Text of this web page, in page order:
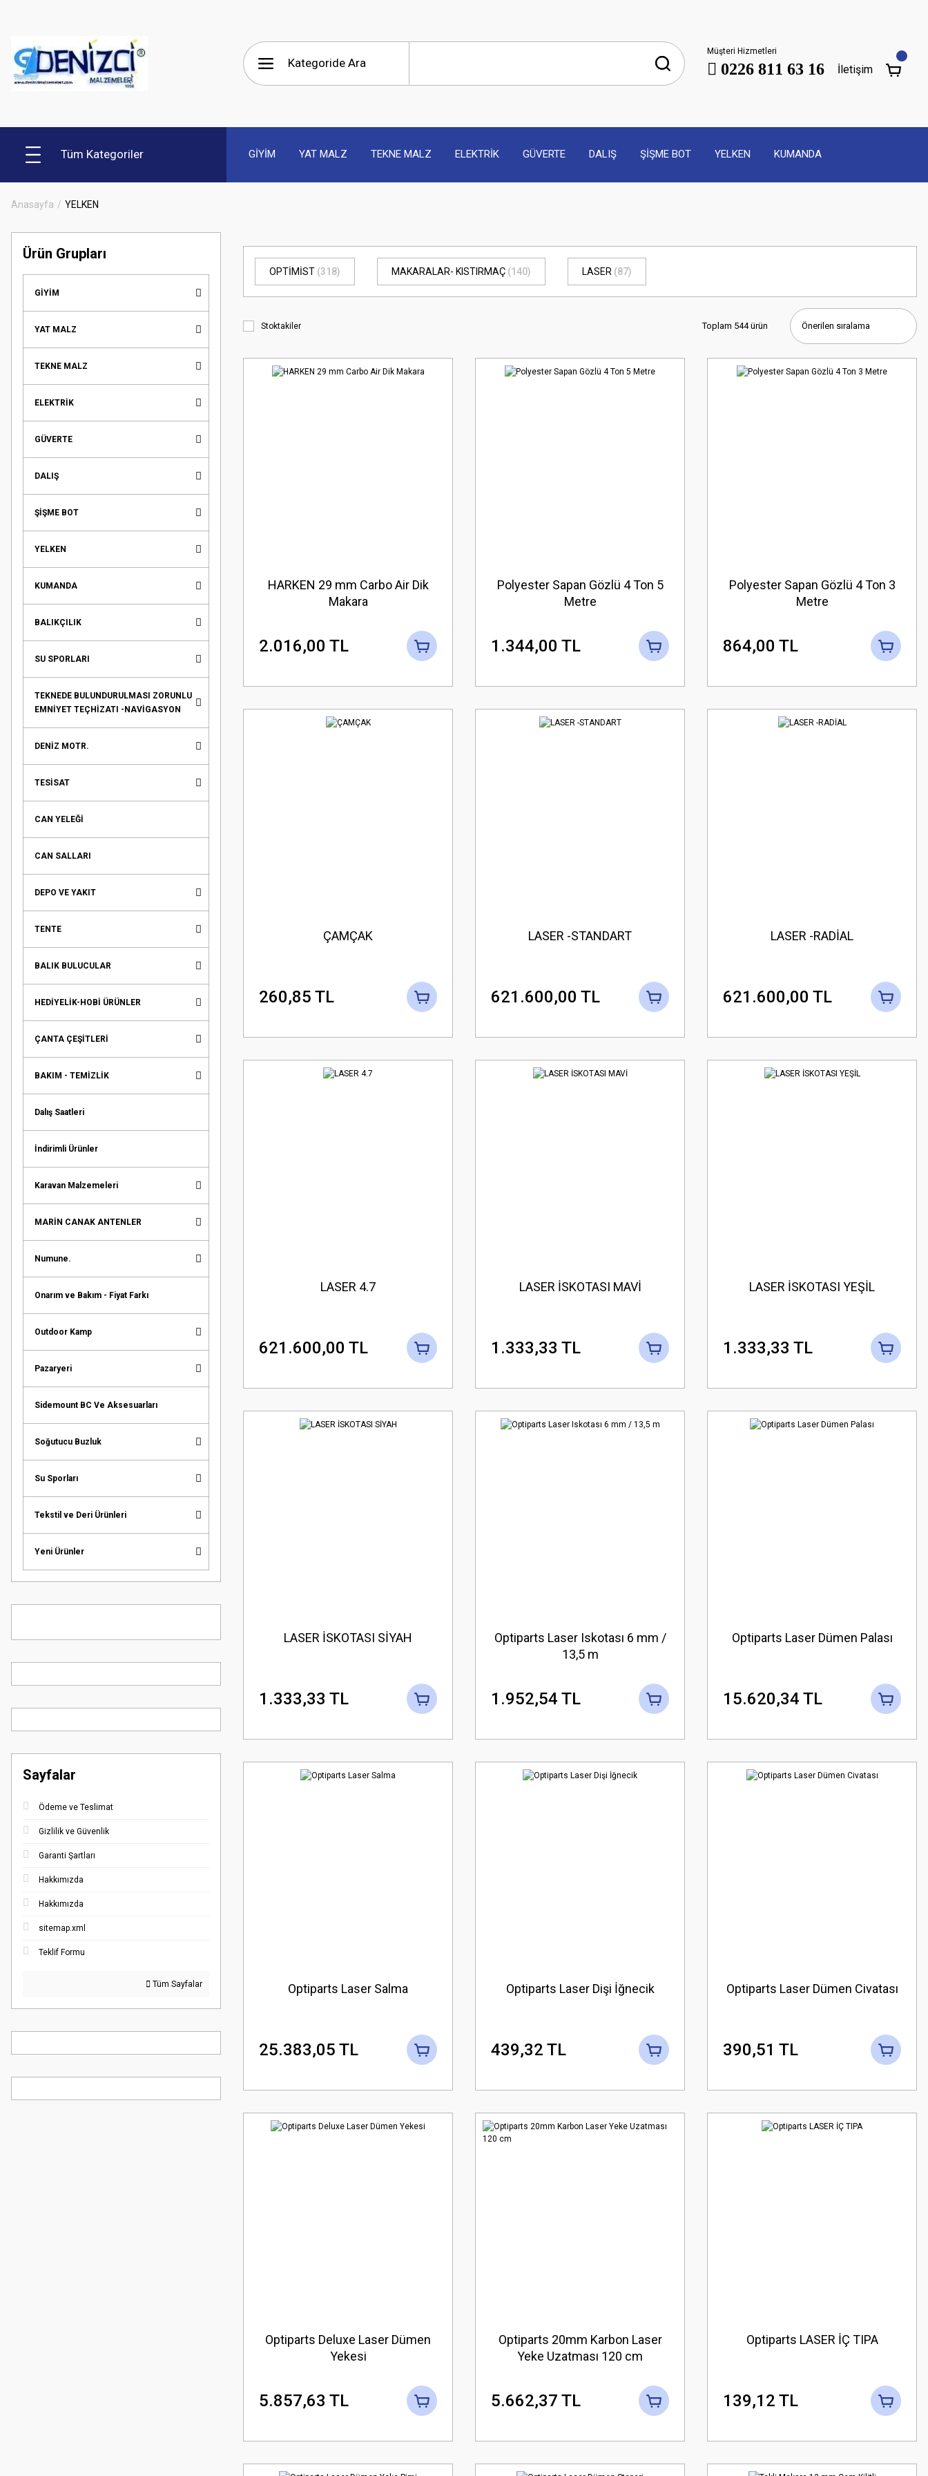
Müşteri Hizmetleri
0226 811 63 16 İletişim
Tüm Kategoriler GİYİM YAT MALZ TEKNE MALZ ELEKTRİK GÜVERTE DALIŞ ŞİŞME BOT YELKEN KUMANDA
Anasayfa YELKEN
Ürün Grupları
GİYİM
YAT MALZ
TEKNE MALZ
ELEKTRİK
GÜVERTE
DALIŞ
ŞİŞME BOT
YELKEN
KUMANDA
BALIKÇILIK
SU SPORLARI
TEKNEDE BULUNDURULMASI ZORUNLU
EMNİYET TEÇHİZATI -NAVİGASYON
DENİZ MOTR.
TESİSAT
CAN YELEĞİ
CAN SALLARI
DEPO VE YAKIT
TENTE
BALIK BULUCULAR
HEDİYELİK-HOBİ ÜRÜNLER
ÇANTA ÇEŞİTLERİ
BAKIM - TEMİZLİK
Dalış Saatleri
İndirimli Ürünler
Karavan Malzemeleri
MARİN CANAK ANTENLER
Numune.
Onarım ve Bakım - Fiyat Farkı
Outdoor Kamp
Pazaryeri
Sidemount BC Ve Aksesuarları
Soğutucu Buzluk
Su Sporları
Tekstil ve Deri Ürünleri
Yeni Ürünler
Sayfalar
Ödeme ve Teslimat
Gizlilik ve Güvenlik
Garanti Şartları
Hakkımızda
Hakkımızda
sitemap.xml
Teklif Formu
Tüm Sayfalar
OPTİMİST (318) MAKARALAR- KISTIRMAÇ (140) LASER (87)
Stoktakiler Toplam 544 ürün
HARKEN 29 mm Carbo Air Dik
Makara
2.016,00 TL
Polyester Sapan Gözlü 4 Ton 5
Metre
1.344,00 TL
Polyester Sapan Gözlü 4 Ton 3
Metre
864,00 TL
ÇAMÇAK
260,85 TL
LASER -STANDART
621.600,00 TL
LASER -RADİAL
621.600,00 TL
LASER 4.7
621.600,00 TL
LASER İSKOTASI MAVİ
1.333,33 TL
LASER İSKOTASI YEŞİL
1.333,33 TL
LASER İSKOTASI SİYAH
1.333,33 TL
Optiparts Laser Iskotası 6 mm /
13,5 m
1.952,54 TL
Optiparts Laser Dümen Palası
15.620,34 TL
Optiparts Laser Salma
25.383,05 TL
Optiparts Laser Dişi İğnecik
439,32 TL
Optiparts Laser Dümen Civatası
390,51 TL
Optiparts Deluxe Laser Dümen
Yekesi
5.857,63 TL
Optiparts 20mm Karbon Laser
Yeke Uzatması 120 cm
5.662,37 TL
Optiparts LASER İÇ TIPA
139,12 TL